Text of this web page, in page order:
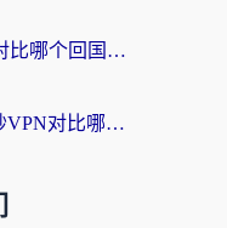
ChickCN VPN和旋风VPN对比哪个回国效果更好？海外党实测回国内网神器指南
斧牛VPN好用吗？和六毫秒VPN对比哪个回国效果更好？海外党亲测实用指南